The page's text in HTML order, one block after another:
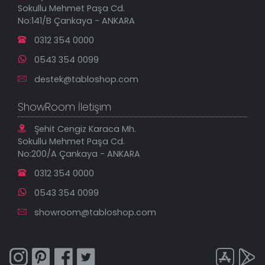
En Çok Satılanlar
İndirimli Tablolar
Sokullu Mehmet Paşa Cd.
No:141/B Çankaya - ANKARA
0312 354 0000
0543 354 0099
destek@tabloshop.com
ShowRoom İletişim
Şehit Cengiz Karaca Mh.
Sokullu Mehmet Paşa Cd.
No:200/A Çankaya - ANKARA
0312 354 0000
0543 354 0099
showroom@tabloshop.com